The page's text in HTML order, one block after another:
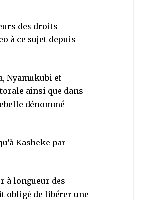
des droits
à ce sujet depuis
Nyamukubi et
ainsi que dans
dénommé
Kasheke par
à longueur des
obligé de libérer une